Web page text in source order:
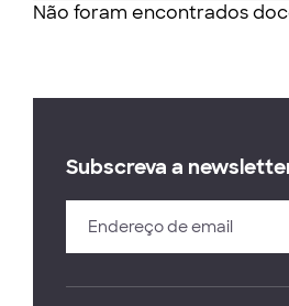
Não foram encontrados
Subscreva a